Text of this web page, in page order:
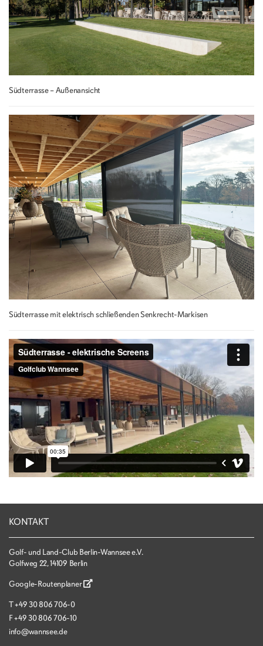
Südterrasse – Außenansicht
Südterrasse mit elektrisch schließenden Senkrecht-Markisen
KONTAKT
Golf- und Land-Club Berlin-Wannsee e.V.
Golfweg 22, 14109 Berlin
Google-Routenplaner
T+49 30 806 706-0
F+49 30 806 706-10
info@wannsee.de